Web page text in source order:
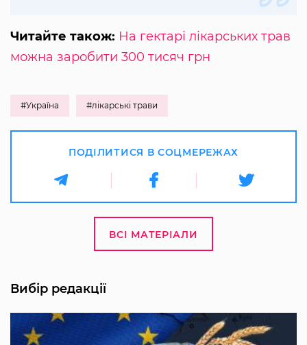
Читайте також: На гектарі лікарських трав
можна заробити 300 тисяч грн
#Україна #лікарські трави
ПОДІЛИТИСЯ В СОЦМЕРЕЖАХ
ВСІ МАТЕРІАЛИ
Вибір редакції